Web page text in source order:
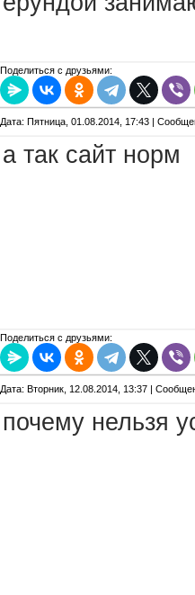
Поделиться с друзьями:
Дата: Пятница, 01.08.2014, 17:43 |
а так сайт норм
Поделиться с друзьями:
Дата: Вторник, 12.08.2014, 13:37 |
почему нельзя